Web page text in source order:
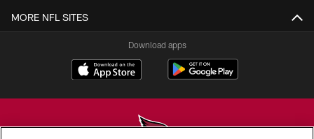
MORE NFL SITES
Download apps